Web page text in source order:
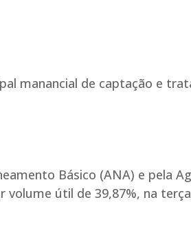
manancial de captação e
Básico (ANA) e pela
volume útil de 39,87%, na